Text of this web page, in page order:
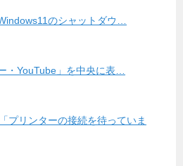
のシャットダウ…
・YouTube」を中央に表…
プリンターの接続を待っていま